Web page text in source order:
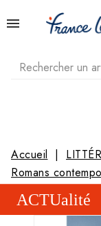
Accueil
Romans